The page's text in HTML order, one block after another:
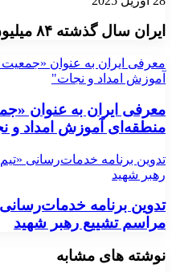
ایران سال گذشته ۸۴ میلیون دلار دارو صادر کرد
معرفی ایران به عنوان
آموزش امداد و نجات"
معرفی ایران به عنوان
منطقه‌ای آموزش امداد و
تدوین برنامه خدمات‌رسانی
رهبر شهید
تدوین برنامه
مراسم تشییع رهبر شهید
نوشته های مشابه